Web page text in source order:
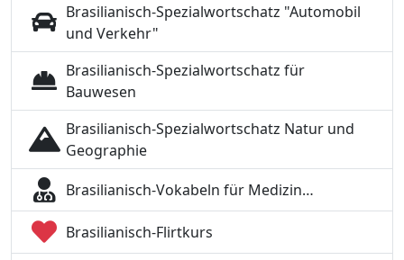
Brasilianisch-Spezialwortschatz "Automobil
und Verkehr"
Brasilianisch-Spezialwortschatz für
Bauwesen
Brasilianisch-Spezialwortschatz Natur und
Geographie
Brasilianisch-Vokabeln für Medizin…
Brasilianisch-Flirtkurs